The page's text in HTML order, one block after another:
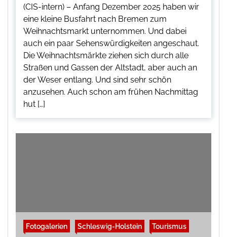
(CIS-intern) – Anfang Dezember 2025 haben wir
eine kleine Busfahrt nach Bremen zum
Weihnachtsmarkt unternommen. Und dabei
auch ein paar Sehenswürdigkeiten angeschaut.
Die Weihnachtsmärkte ziehen sich durch alle
Straßen und Gassen der Altstadt, aber auch an
der Weser entlang. Und sind sehr schön
anzusehen. Auch schon am frühen Nachmittag
hut […]
Fotogalerien Schleswig-Holstein
Tourismus